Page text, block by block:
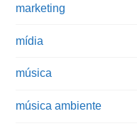
marketing
mídia
música
música ambiente